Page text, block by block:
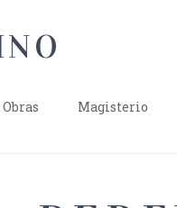
Obras Magisterio